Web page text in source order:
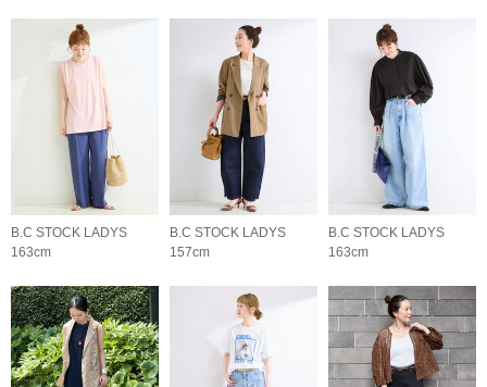
B.C STOCK LADYS
163cm
B.C STOCK LADYS
157cm
B.C STOCK LADYS
163cm